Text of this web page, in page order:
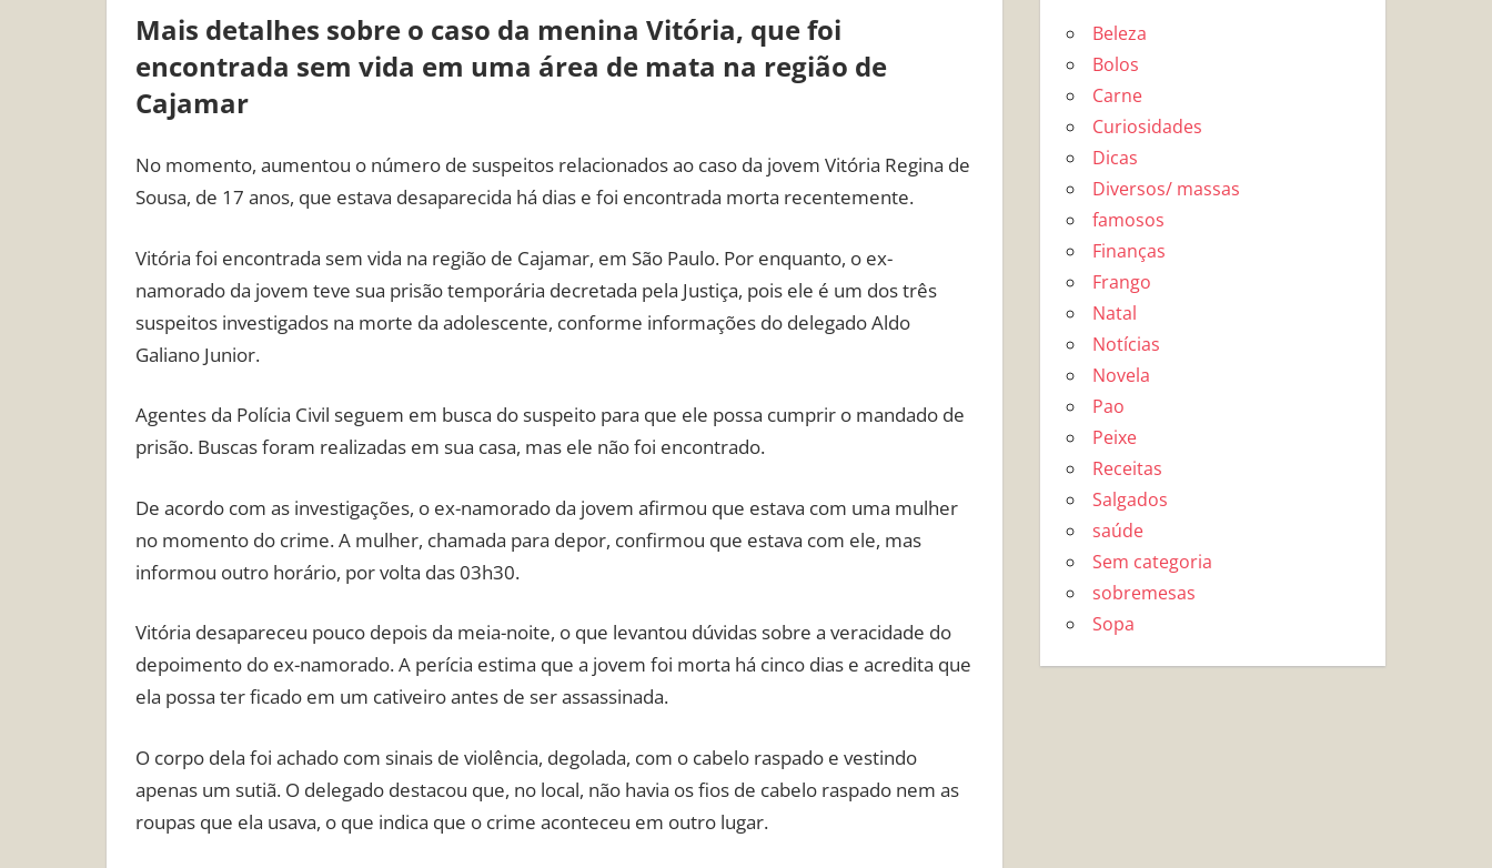
Mais detalhes sobre o caso da menina Vitória, que foi
encontrada sem vida em uma área de mata na região de
Cajamar
No momento, aumentou o número de suspeitos relacionados ao caso da jovem Vitória Regina de
Sousa, de 17 anos, que estava desaparecida há dias e foi encontrada morta recentemente.
Vitória foi encontrada sem vida na região de Cajamar, em São Paulo. Por enquanto, o ex-
namorado da jovem teve sua prisão temporária decretada pela Justiça, pois ele é um dos três
suspeitos investigados na morte da adolescente, conforme informações do delegado Aldo
Galiano Junior.
Agentes da Polícia Civil seguem em busca do suspeito para que ele possa cumprir o mandado de
prisão. Buscas foram realizadas em sua casa, mas ele não foi encontrado.
De acordo com as investigações, o ex-namorado da jovem afirmou que estava com uma mulher
no momento do crime. A mulher, chamada para depor, confirmou que estava com ele, mas
informou outro horário, por volta das 03h30.
Vitória desapareceu pouco depois da meia-noite, o que levantou dúvidas sobre a veracidade do
depoimento do ex-namorado. A perícia estima que a jovem foi morta há cinco dias e acredita que
ela possa ter ficado em um cativeiro antes de ser assassinada.
O corpo dela foi achado com sinais de violência, degolada, com o cabelo raspado e vestindo
apenas um sutiã. O delegado destacou que, no local, não havia os fios de cabelo raspado nem as
roupas que ela usava, o que indica que o crime aconteceu em outro lugar.
Beleza
Bolos
Carne
Curiosidades
Dicas
Diversos/ massas
famosos
Finanças
Frango
Natal
Notícias
Novela
Pao
Peixe
Receitas
Salgados
saúde
Sem categoria
sobremesas
Sopa